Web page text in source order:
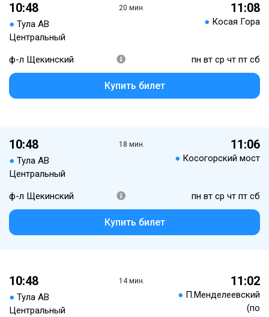
10:48
● Тула АВ
Центральный
20 мин. 11:08
● Косая Гора
ф-л Щекинский пн вт ср чт пт сб
Купить билет
10:48
● Тула АВ
Центральный
18 мин. 11:06
● Косогорский мост
ф-л Щекинский пн вт ср чт пт сб
Купить билет
10:48
● Тула АВ
Центральный
14 мин. 11:02
● П.Менделеевский
(по